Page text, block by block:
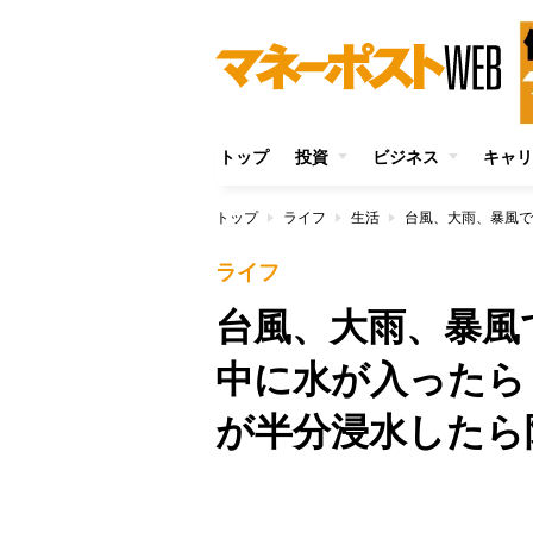
トップ 投資 ビジネス キャ
トップ ライフ 生活
ライフ
台風、大雨、暴
中に水が入った
が半分浸水した